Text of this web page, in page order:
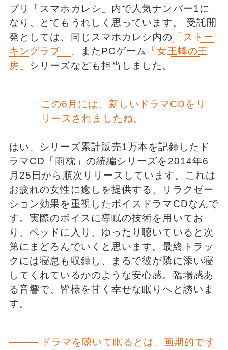
プリ「スマホカレシ」内で人気ナンバー1に
なり、とてもうれしく思っています。 受託開
発としては、同じスマホカレシ内の 「ストー
キングラブ」
、またPCゲーム
「女王蜂の王
房」 シリーズなども担当しました。
この6月には、新しいドラマCDをリ
リースされましたね。
はい、シリーズ累計販売1万本を記録したド
ラマCD「雨枕」の続編シリーズを2014年6
月25日から順次リリースしています。これは
お疲れの女性に癒しを提供する、リラクゼー
ション効果を重視したボイスドラマCDなんで
す。実際のボイスに導眠の技術を用いてお
り、ベッドに入り、ゆったり聴いていると次
第にまどろんでいくと思います。最終トラッ
クには寝息も収録し、まるで彼が隣に添い寝
してくれているかのような安心感。臨場感あ
る音響で、皆様を甘く幸せな眠りへと誘いま
す。
ドラマを聴いて眠るとは、画期的です